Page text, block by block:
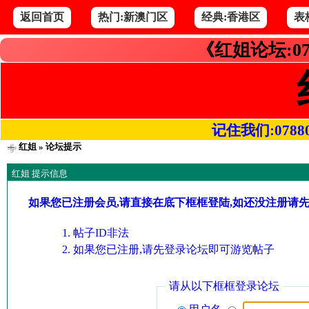
返回首页 热门:新澳门区 经典:香港区 表
《红姐论坛
记住我们
红姐» 论坛提示
红姐 提示信息
如果您已注册会员,请直接在底下框框登陆,如还没注册请
帖子ID非法
如果您已注册,请先登录论坛即可游览帖子
请从以下框框登录论坛